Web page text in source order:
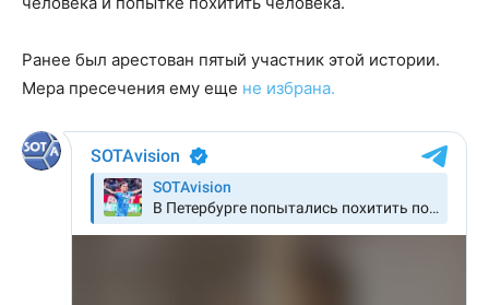
Ранее был арестован пятый участник этой истории.
Мера пресечения ему еще не избрана.